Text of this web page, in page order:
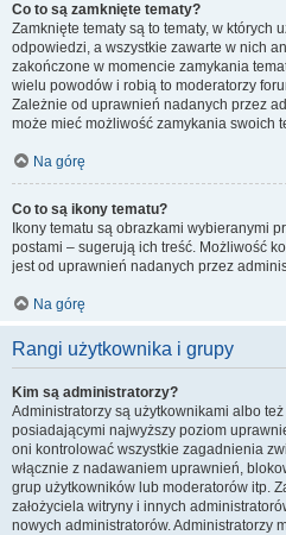
Co to są zamknięte tematy?
Zamknięte tematy są to tematy, w których
odpowiedzi, a wszystkie zawarte w nich
zakończone w momencie zamykania
wielu powodów i robią to moderatorzy
Zależnie od uprawnień nadanych przez
może mieć możliwość zamykania swoich
Na górę
Co to są ikony tematu?
Ikony tematu są obrazkami wybieranymi
postami – sugerują ich treść. Możliwość
jest od uprawnień nadanych przez
Na górę
Rangi użytkownika i grupy
Kim są administratorzy?
Administratorzy są użytkownikami albo
posiadającymi najwyższy poziom
oni kontrolować wszystkie zagadnienia
włącznie z nadawaniem uprawnień,
grup użytkowników lub moderatorów itp.
założyciela witryny i innych
nowych administratorów. Administratorzy